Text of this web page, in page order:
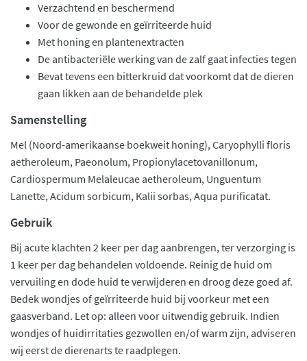
Verzachtend en beschermend
Voor de gewonde en geïrriteerde huid
Met honing en plantenextracten
De antibacteriële werking van de zalf gaat infecties tegen
Bevat tevens een bitterkruid dat voorkomt dat de dieren
gaan likken aan de behandelde plek
Samenstelling
Mel (Noord-amerikaanse boekweit honing), Caryophylli floris
aetheroleum, Paeonolum, Propionylacetovanillonum,
Cardiospermum Melaleucae aetheroleum, Unguentum
Lanette, Acidum sorbicum, Kalii sorbas, Aqua purificatat.
Gebruik
Bij acute klachten 2 keer per dag aanbrengen, ter verzorging is
1 keer per dag behandelen voldoende. Reinig de huid om
vervuiling en dode huid te verwijderen en droog deze goed af.
Bedek wondjes of geïrriteerde huid bij voorkeur met een
gaasverband. Let op: alleen voor uitwendig gebruik. Indien
wondjes of huidirritaties gezwollen en/of warm zijn, adviseren
wij eerst de dierenarts te raadplegen.